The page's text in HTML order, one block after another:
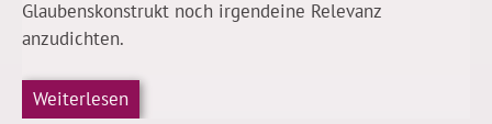
Glaubenskonstrukt noch irgendeine Relevanz
anzudichten.
Weiterlesen